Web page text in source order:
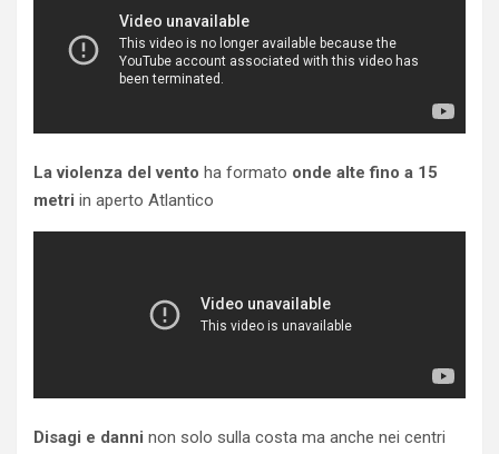
La violenza del vento ha formato onde alte fino a 15
metri in aperto Atlantico
Disagi e danni non solo sulla costa ma anche nei centri